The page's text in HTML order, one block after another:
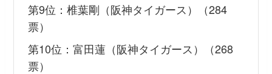
第9位：椎葉剛（阪神タイガース）（284
票）
第10位：富田蓮（阪神タイガース）（268
票）